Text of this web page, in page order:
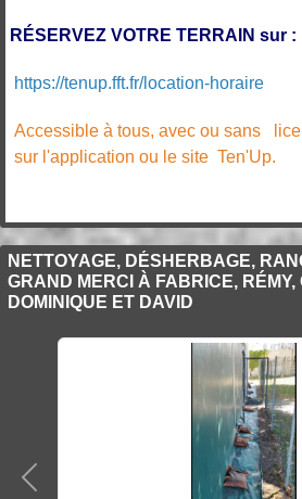
RÉSERVEZ VOTRE TERRAIN sur :
https://tenup.fft.fr/location-horaire
Accessible à tous, avec ou sans
sur l'application ou le site Ten'Up.
NETTOYAGE, DÉSHERBAGE,
GRAND MERCI À FABRICE, RÉMY,
DOMINIQUE ET DAVID
Précedent